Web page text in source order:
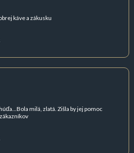
káve a zákusku
milá, zlatá. Zišla by jej pomoc